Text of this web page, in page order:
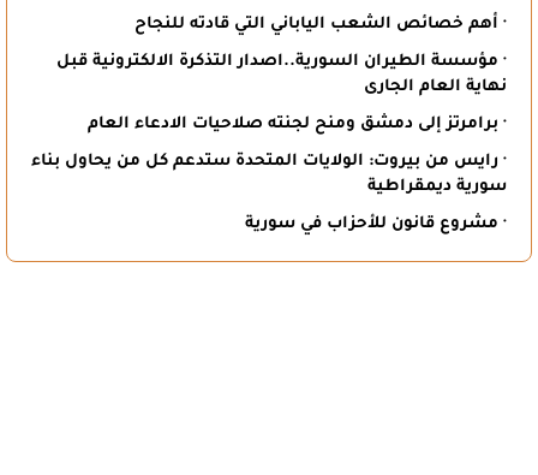
· أهم خصائص الشعب الياباني التي قادته للنجاح
· مؤسسة الطيران السورية..اصدار التذكرة الالكترونية قبل
نهاية العام الجارى
· برامرتز إلى دمشق ومنح لجنته صلاحيات الادعاء العام
· رايس من بيروت: الولايات المتحدة ستدعم كل من يحاول بناء
سورية ديمقراطية
· مشروع قانون للأحزاب في سورية